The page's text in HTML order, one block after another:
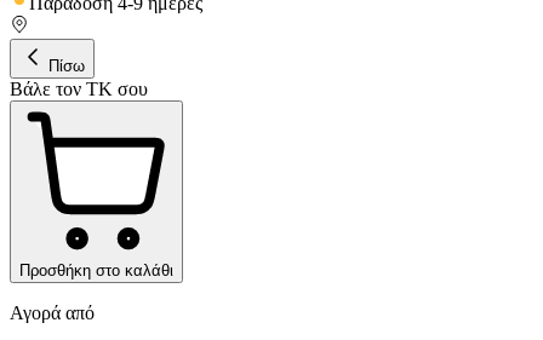
Πίσω
Βάλε τον ΤΚ σου
Προσθήκη στο καλάθι
Αγορά από